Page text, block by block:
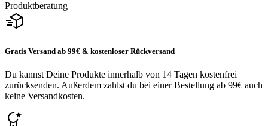
Produktberatung
Gratis Versand ab 99€ & kostenloser Rückversand
Du kannst Deine Produkte innerhalb von 14 Tagen kostenfrei
zurücksenden. Außerdem zahlst du bei einer Bestellung ab 99€ auch
keine Versandkosten.